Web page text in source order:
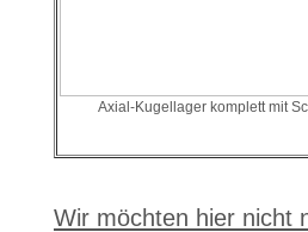
Axial-Kugellager komplett mit
Wir möchten hier nicht